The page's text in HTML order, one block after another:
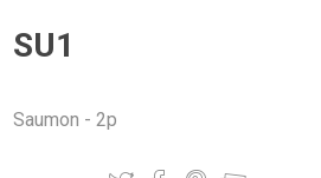
SU1
Saumon - 2p